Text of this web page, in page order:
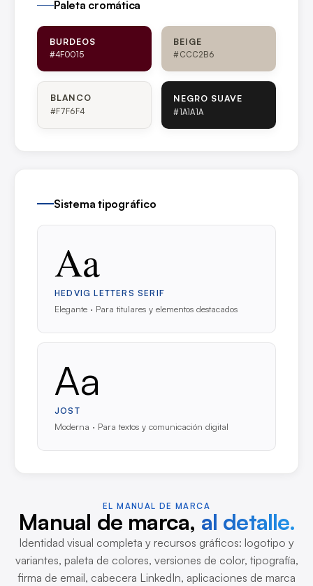
Paleta cromática
BURDEOS
#4F0015
BEIGE
#CCC2B6
BLANCO
#F7F6F4
NEGRO SUAVE
#1A1A1A
Sistema tipográfico
Aa
HEDVIG LETTERS SERIF
Elegante · Para titulares y elementos destacados
Aa
JOST
Moderna · Para textos y comunicación digital
EL MANUAL DE MARCA
Manual de marca, al detalle.
Identidad visual completa y recursos gráficos: logotipo y
variantes, paleta de colores, versiones de color, tipografía,
firma de email, cabecera LinkedIn, aplicaciones de marca